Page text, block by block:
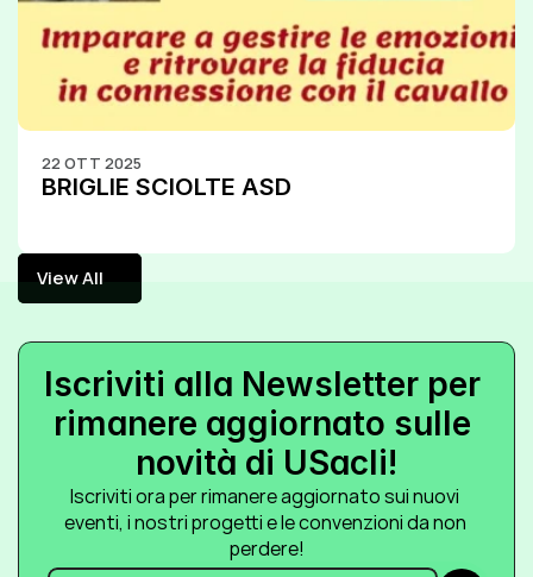
22 OTT 2025
BRIGLIE SCIOLTE ASD
View All
View All
Iscriviti alla Newsletter per
rimanere aggiornato sulle
novità di USacli!
Iscriviti ora per rimanere aggiornato sui nuovi
eventi, i nostri progetti e le convenzioni da non
perdere!